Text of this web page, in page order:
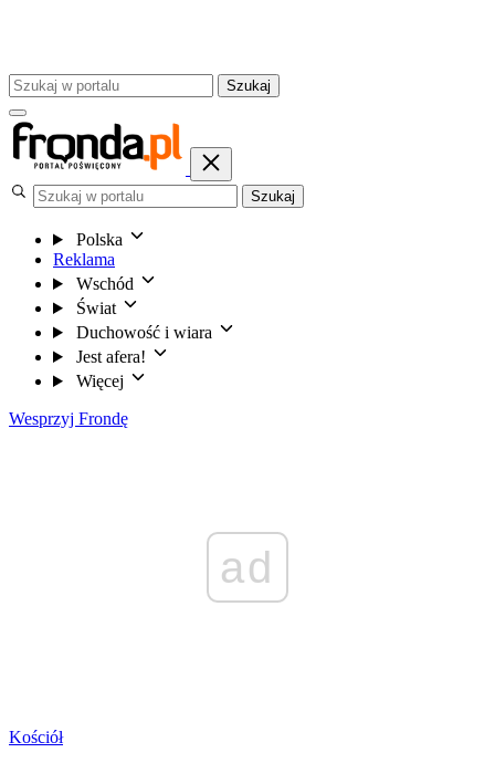
Szukaj
Szukaj
Polska
Reklama
Wschód
Świat
Duchowość i wiara
Jest afera!
Więcej
Wesprzyj Frondę
ad
Kościół